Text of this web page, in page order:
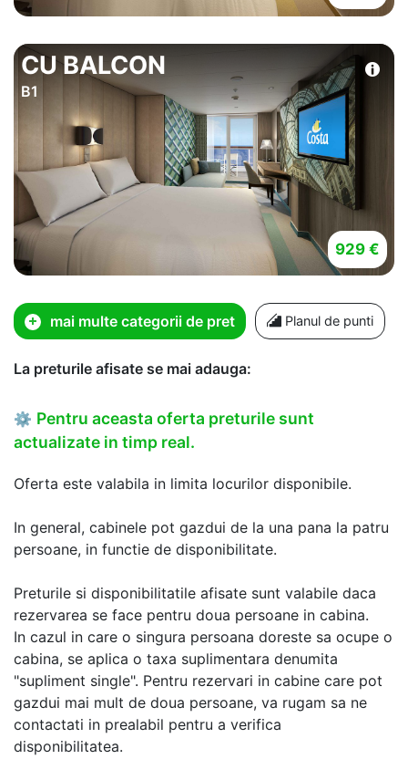
CU BALCON
B1
929 €
mai multe categorii de pret Planul de punti
La preturile afisate se mai adauga:
⚙ Pentru aceasta oferta preturile sunt
actualizate in timp real.
Oferta este valabila in limita locurilor disponibile.
In general, cabinele pot gazdui de la una pana la patru
persoane, in functie de disponibilitate.
Preturile si disponibilitatile afisate sunt valabile daca
rezervarea se face pentru doua persoane in cabina.
In cazul in care o singura persoana doreste sa ocupe o
cabina, se aplica o taxa suplimentara denumita
"supliment single". Pentru rezervari in cabine care pot
gazdui mai mult de doua persoane, va rugam sa ne
contactati in prealabil pentru a verifica
disponibilitatea.